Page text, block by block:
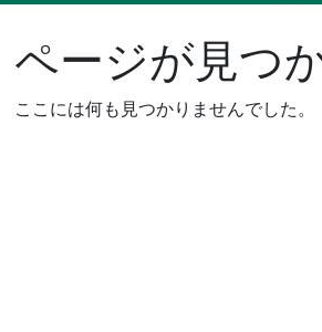
ページが見つ
ここには何も見つかりませんでした。